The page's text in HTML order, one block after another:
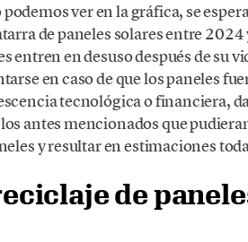
ver en la gráfica, se
de paneles solares entre
entren en desuso después de su
en caso de que los paneles
tecnológica o financiera,
antes mencionados que
y resultar en estimaciones
de